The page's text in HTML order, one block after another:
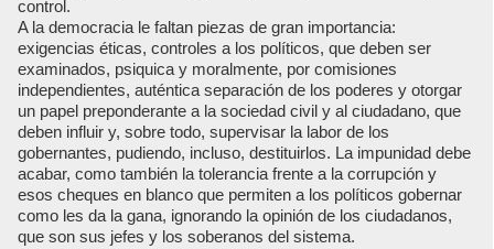
control.
A la democracia le faltan piezas de gran importancia:
exigencias éticas, controles a los políticos, que deben ser
examinados, psiquica y moralmente, por comisiones
independientes, auténtica separación de los poderes y otorgar
un papel preponderante a la sociedad civil y al ciudadano, que
deben influir y, sobre todo, supervisar la labor de los
gobernantes, pudiendo, incluso, destituirlos. La impunidad debe
acabar, como también la tolerancia frente a la corrupción y
esos cheques en blanco que permiten a los políticos gobernar
como les da la gana, ignorando la opinión de los ciudadanos,
que son sus jefes y los soberanos del sistema.